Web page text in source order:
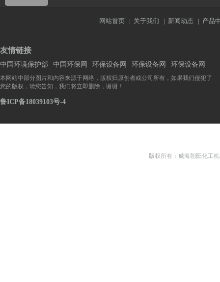
网站首页 | 关于我们 | 新闻动态 | 产品
友情链接
中国环境保护部 中国环保网 环保设备网 环保设备网 环保设备网
本网站中部分图片和内容来源于网络，版权归原创者或公司所有，如果我们侵犯了
您的版权，请您告知，我们将立即删除，谢谢！
鲁ICP备18039103号-4
版权所有：威海朝阳化工